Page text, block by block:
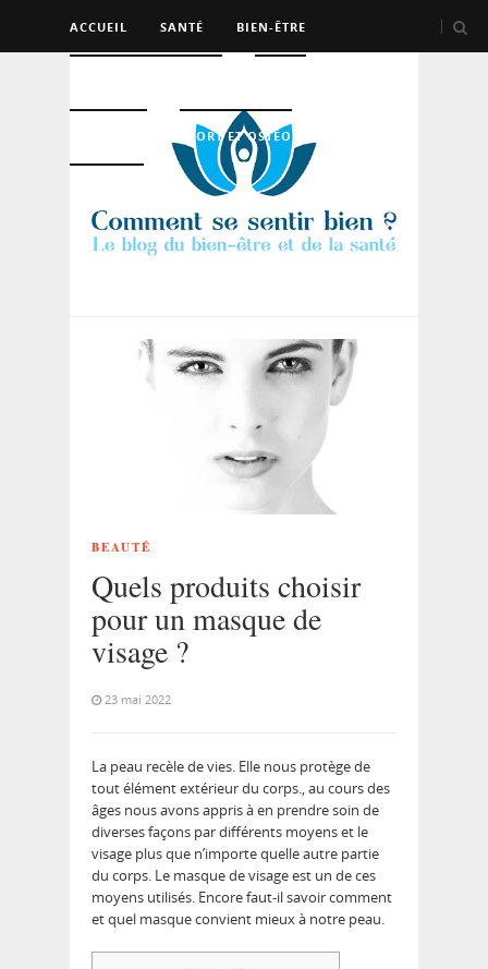
ACCUEIL SANTÉ BIEN-ÊTRE
SPORT ET OSTÉO
BEAUTÉ
Quels produits choisir
pour un masque de
visage ?
23 mai 2022
La peau recèle de vies. Elle nous protège de
tout élément extérieur du corps., au cours des
âges nous avons appris à en prendre soin de
diverses façons par différents moyens et le
visage plus que n’importe quelle autre partie
du corps. Le masque de visage est un de ces
moyens utilisés. Encore faut-il savoir comment
et quel masque convient mieux à notre peau.